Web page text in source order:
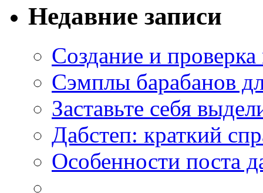
Недавние записи
Создание и
Сэмплы барабанов
Заставьте себя
Дабстеп: краткий
Особенности поста